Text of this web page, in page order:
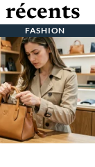
récents
FASHION